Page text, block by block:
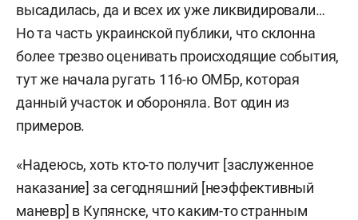
высадилась, да и всех их уже ликвидировали…
Но та часть украинской публики, что склонна
более трезво оценивать происходящие события,
тут же начала ругать 116-ю ОМБр, которая
данный участок и обороняла. Вот один из
примеров.
«Надеюсь, хоть кто-то получит [заслуженное
наказание] за сегодняшний [неэффективный
маневр] в Купянске, что каким-то странным